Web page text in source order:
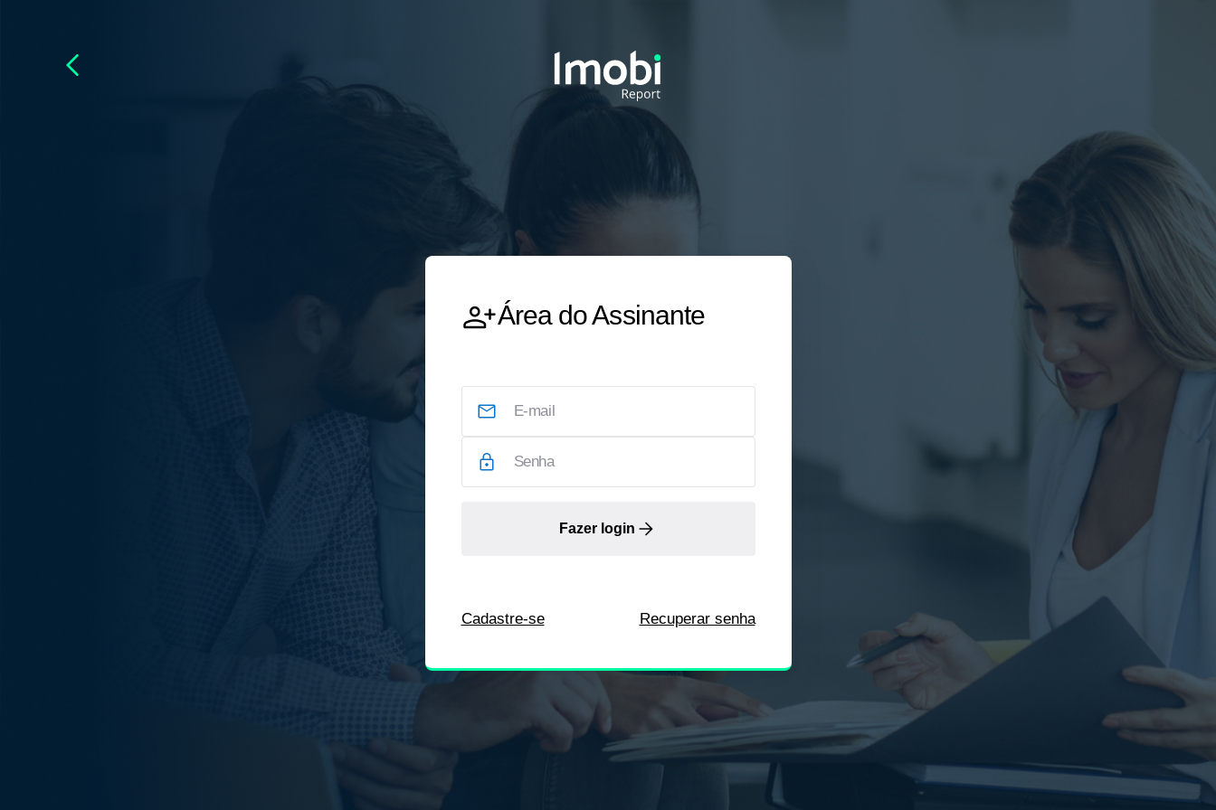
Área do Assinante
Fazer login
Cadastre-se Recuperar senha